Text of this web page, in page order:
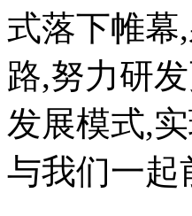
式落下帷幕
路,努力研
发展模式,
与我们一起